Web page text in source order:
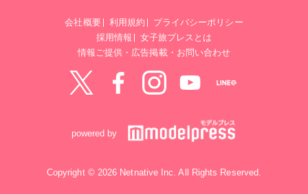
会社概要 利用規約
プライバシーポリシー
採用情報
女子旅プレスとは
情報ご提供・広告掲載・お問い合わせ
powered by
Copyright © 2026 Netnative Inc. All Rights Reserved.